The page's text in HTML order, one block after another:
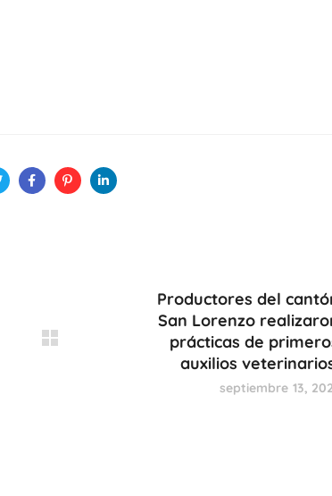
Productores del
San Lorenzo
prácticas de
auxilios
septiembre 13,